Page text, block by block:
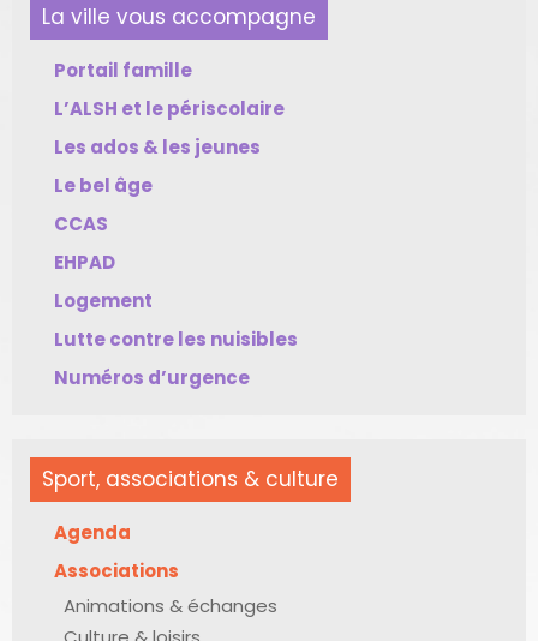
La ville vous accompagne
Portail famille
L’ALSH et le périscolaire
Les ados & les jeunes
Le bel âge
CCAS
EHPAD
Logement
Lutte contre les nuisibles
Numéros d’urgence
Sport, associations & culture
Agenda
Associations
Animations & échanges